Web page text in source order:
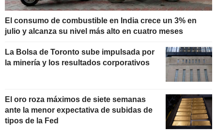
El consumo de combustible en India crece un 3% en
julio y alcanza su nivel más alto en cuatro meses
La Bolsa de Toronto sube impulsada por
la minería y los resultados corporativos
El oro roza máximos de siete semanas
ante la menor expectativa de subidas de
tipos de la Fed